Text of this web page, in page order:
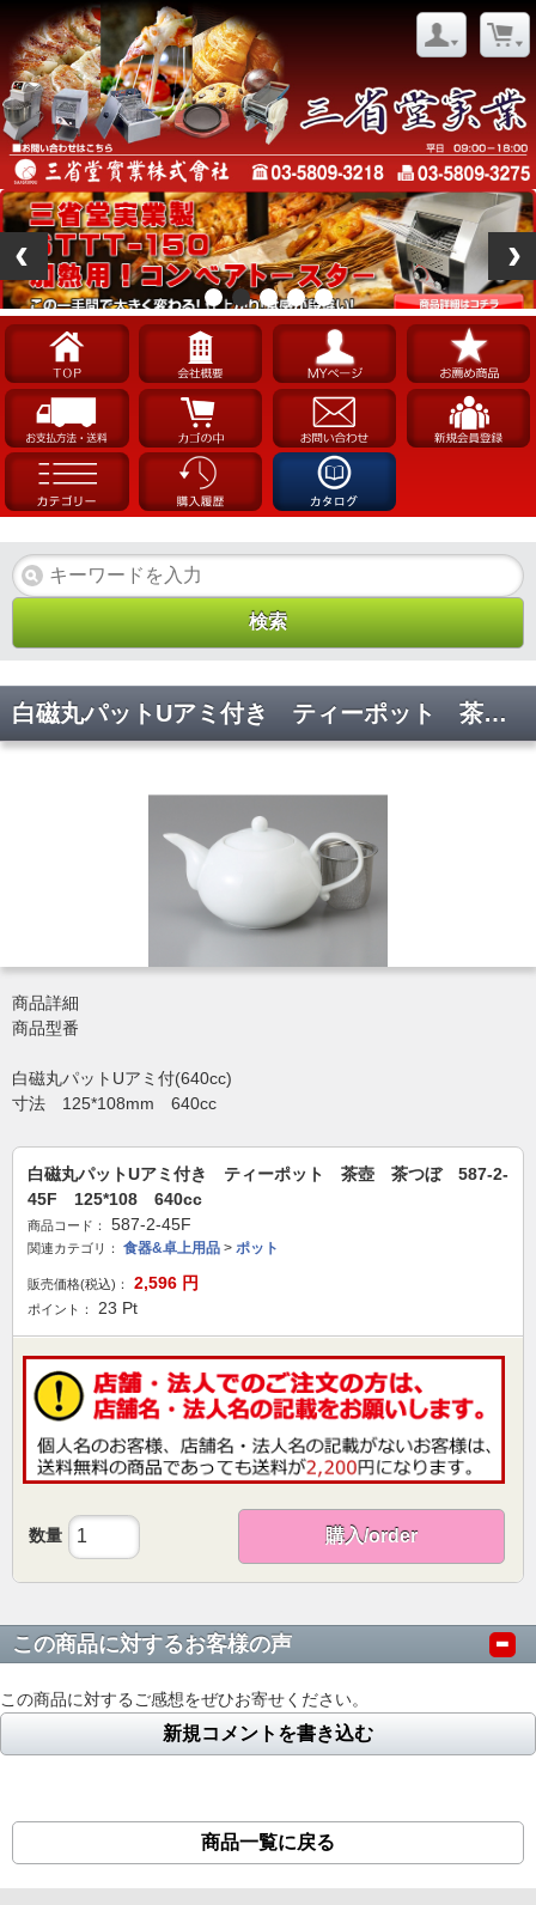
白磁丸パットUアミ付き ティーポット 茶壺 茶つぼ 587-2-45F 125*108 640cc
商品詳細
商品型番
白磁丸パットUアミ付(640cc)
寸法 125*108mm 640cc
白磁丸パットUアミ付き ティーポット 茶壺 茶つぼ 587-2-
45F 125*108 640cc
商品コード： 587-2-45F
関連カテゴリ： 食器&卓上用品 > ポット
販売価格(税込)： 2,596 円
ポイント： 23 Pt
数量 購入/order
この商品に対するお客様の声
この商品に対するご感想をぜひお寄せください。
新規コメントを書き込む
商品一覧に戻る